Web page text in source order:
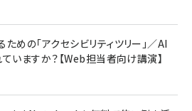
めの「アクセシビリティツリー」／AI
いますか？【Web担当者向け講演】